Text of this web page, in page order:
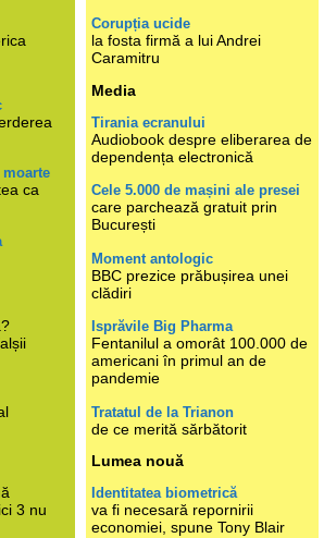
ca
3 nu
Corupția ucide
la fosta firmă a lui Andrei
Caramitru
Media
Tirania ecranului
Audiobook despre eliberarea de
dependența electronică
Cele 5.000 de mașini ale presei
care parchează gratuit prin
București
Moment antologic
BBC prezice prăbușirea unei
clădiri
Isprăvile Big Pharma
Fentanilul a omorât 100.000 de
americani în primul an de
pandemie
Tratatul de la Trianon
de ce merită sărbătorit
Lumea nouă
Identitatea biometrică
va fi necesară repornirii
economiei, spune Tony Blair